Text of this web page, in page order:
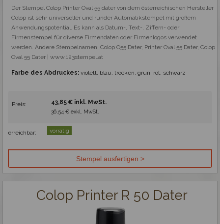
Der Stempel Colop Printer Oval 55 dater von dem österreichischen Hersteller
Colop ist sehr universeller und runder Automatikstempel mit großem
Anwendungspotential. Es kann als Datum-, Text-, Ziffern- oder
Firmenstempel für diverse Firmendaten oder Firmenlogos verwendet
werden. Andere Stempelnamen: Colop O55 Dater, Printer Oval 55 Dater, Colop
Oval 55 Dater | www.123stempel.at
Farbe des Abdruckes: violett, blau, trocken, grün, rot, schwarz
Preis: 43,85 € inkl. MwSt.
36,54 € exkl. MwSt.
erreichbar: vorrätig
Colop Printer R 50 Dater